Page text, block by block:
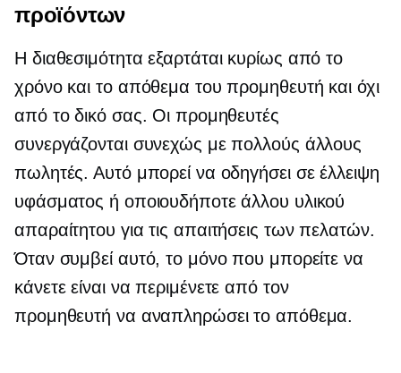
προϊόντων
Η διαθεσιμότητα εξαρτάται κυρίως από το
χρόνο και το απόθεμα του προμηθευτή και όχι
από το δικό σας. Οι προμηθευτές
συνεργάζονται συνεχώς με πολλούς άλλους
πωλητές. Αυτό μπορεί να οδηγήσει σε έλλειψη
υφάσματος ή οποιουδήποτε άλλου υλικού
απαραίτητου για τις απαιτήσεις των πελατών.
Όταν συμβεί αυτό, το μόνο που μπορείτε να
κάνετε είναι να περιμένετε από τον
προμηθευτή να αναπληρώσει το απόθεμα.